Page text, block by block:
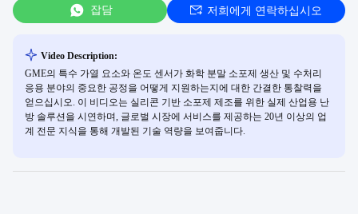
잡담 저희에게 연락하십시오
Video Description:
GME의 특수 가열 요소와 온도 센서가 화학 분말 소포제 생산 및 수처리
응용 분야의 중요한 공정을 어떻게 지원하는지에 대한 간결한 통찰력을
얻으십시오. 이 비디오는 실리콘 기반 소포제 제조를 위한 실제 산업용 난
방 솔루션을 시연하며, 글로벌 시장에 서비스를 제공하는 20년 이상의 업
계 전문 지식을 통해 개발된 기술 역량을 보여줍니다.